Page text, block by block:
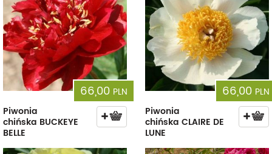
66,00 PLN
Piwonia
chińska BUCKEYE
BELLE
66,00 PLN
Piwonia
chińska CLAIRE DE
LUNE